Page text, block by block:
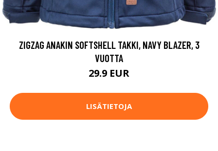
ZIGZAG ANAKIN SOFTSHELL TAKKI, NAVY BLAZER, 3
VUOTTA
29.9 EUR
LISÄTIETOJA